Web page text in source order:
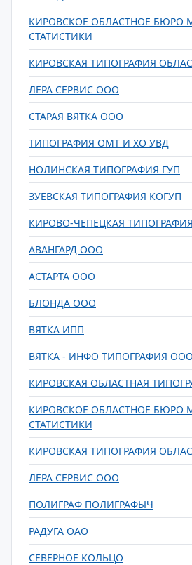
КИРОВСКОЕ ОБЛАСТНОЕ БЮРО
СТАТИСТИКИ
КИРОВСКАЯ ТИПОГРАФИЯ
ЛЕРА СЕРВИС ООО
СТАРАЯ ВЯТКА ООО
ТИПОГРАФИЯ ОМТ И ХО УВД
НОЛИНСКАЯ ТИПОГРАФИЯ ГУП
ЗУЕВСКАЯ ТИПОГРАФИЯ КОГУП
КИРОВО-ЧЕПЕЦКАЯ ТИПОГРАФИЯ
АВАНГАРД ООО
АСТАРТА ООО
БЛОНДА ООО
ВЯТКА ИПП
ВЯТКА - ИНФО ТИПОГРАФИЯ ООО
КИРОВСКАЯ ОБЛАСТНАЯ
КИРОВСКОЕ ОБЛАСТНОЕ БЮРО
СТАТИСТИКИ
КИРОВСКАЯ ТИПОГРАФИЯ
ЛЕРА СЕРВИС ООО
ПОЛИГРАФ ПОЛИГРАФЫЧ
РАДУГА ОАО
СЕВЕРНОЕ КОЛЬЦО